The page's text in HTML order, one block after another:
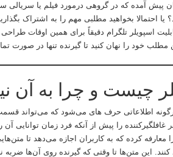
پیش آمده که در گروهی درمورد فیلم یا سریالی
یا احتمالا بخواهید مطلبی مهم را به اشتراک
قابلیت اسپویلر تلگرام دقیقاً برای همین اوقات
خود را نهان کنید تا گیرنده تنها در صورت
چیست و چرا به آن
اطلاعاتی حرف های می‌شود که می‌تواند
غافلگیرکننده را پیش از آنکه فرد زمان توانایی
را معارفه کرده که به کاربران اجازه می‌دهد تا
این متن‌ها تا وقتی که گیرنده روی آن‌ها